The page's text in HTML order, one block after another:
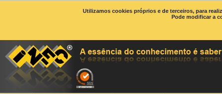
Utilizamos cookies próprios e de terceiros, para
Pode modificar a